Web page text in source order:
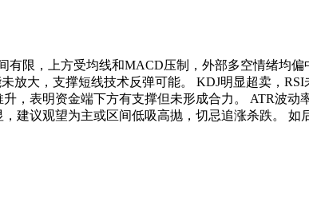
限，上方受均线和MACD压制，外部多空情绪均偏
大，支撑短线技术反弹可能。 KDJ明显超卖，
，表明资金端下方有支撑但未形成合力。 ATR波
建议观望为主或区间低吸高抛，切忌追涨杀跌。 如